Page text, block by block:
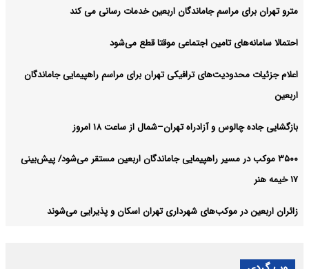
مترو تهران برای مراسم جاماندگان اربعین خدمات رسانی می کند
احتمالا سامانه‌های تامین اجتماعی موقتا قطع می‌شود
اعلام جزئیات محدودیت‌های ترافیکی تهران برای مراسم راهپیمایی جاماندگان
اربعین
بازگشایی جاده چالوس و آزادراه تهران–شمال از ساعت ۱۸ امروز
۳۵۰۰ موکب در مسیر راهپیمایی جاماندگان اربعین مستقر می‌شود/ پیش‌بینی
۱۷ خیمه هنر
زائران اربعین در موکب‌های شهرداری تهران اسکان و پذیرایی می‌شوند